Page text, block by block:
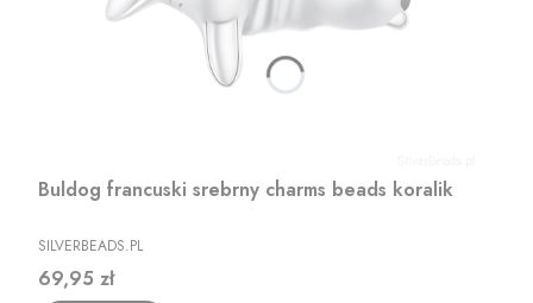
Buldog francuski srebrny charms beads koralik
PRODUCENT
SILVERBEADS.PL
Cena
69,95 zł